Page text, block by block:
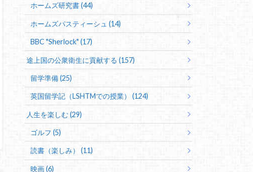
ホームズ研究書 (44)
ホームズパスティーシュ (14)
BBC "Sherlock" (17)
途上国の公衆衛生に貢献する (157)
留学準備 (25)
英国留学記（LSHTMでの授業） (124)
人生を楽しむ (29)
ゴルフ (5)
読書（楽しみ） (11)
映画 (6)